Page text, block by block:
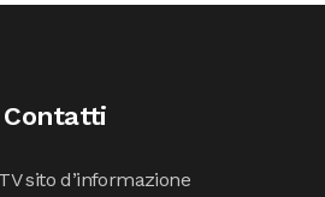
Contatti
sito d’informazione